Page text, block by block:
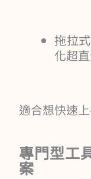
拖拉
化超直
適合想快速
專門型工
案